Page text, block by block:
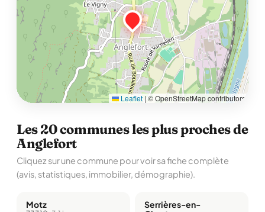
Leaflet | © OpenStreetMap contributors
Les 20 communes les plus proches de
Anglefort
Cliquez sur une commune pour voir sa fiche complète
(avis, statistiques, immobilier, démographie).
Motz
Serrières-en-